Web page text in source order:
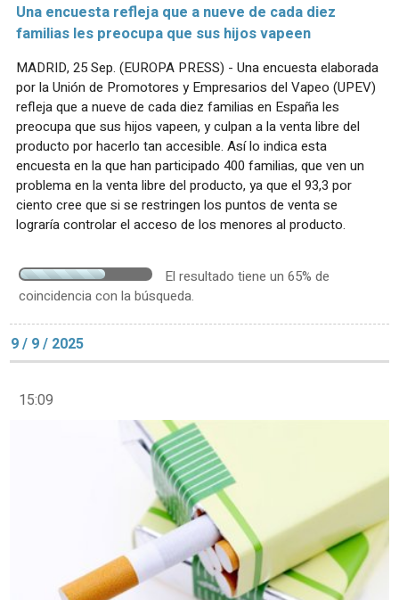
Una encuesta refleja que a nueve de cada diez
familias les preocupa que sus hijos vapeen
MADRID, 25 Sep. (EUROPA PRESS) - Una encuesta elaborada
por la Unión de Promotores y Empresarios del Vapeo (UPEV)
refleja que a nueve de cada diez familias en España les
preocupa que sus hijos vapeen, y culpan a la venta libre del
producto por hacerlo tan accesible. Así lo indica esta
encuesta en la que han participado 400 familias, que ven un
problema en la venta libre del producto, ya que el 93,3 por
ciento cree que si se restringen los puntos de venta se
lograría controlar el acceso de los menores al producto.
El resultado tiene un 65% de
coincidencia con la búsqueda.
9 / 9 / 2025
15:09